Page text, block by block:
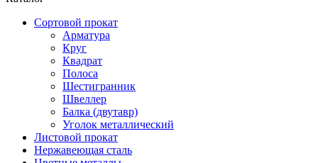
Сортовой прокат
Арматура
Круг
Квадрат
Полоса
Шестигранник
Швеллер
Балка (двутавр)
Уголок металлический
Листовой прокат
Нержавеющая сталь